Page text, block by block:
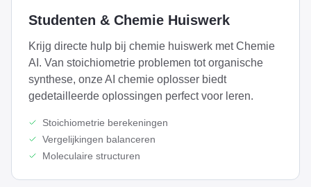
Studenten & Chemie Huiswerk
Krijg directe hulp bij chemie huiswerk met Chemie
AI. Van stoichiometrie problemen tot organische
synthese, onze AI chemie oplosser biedt
gedetailleerde oplossingen perfect voor leren.
Stoichiometrie berekeningen
Vergelijkingen balanceren
Moleculaire structuren